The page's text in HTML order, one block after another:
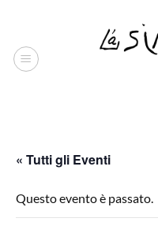
contenuti
« Tutti gli Eventi
Questo evento è passato.